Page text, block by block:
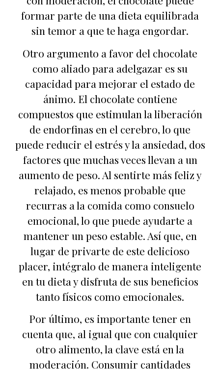
formar parte de una dieta equilibrada
sin temor a que te haga engordar.
Otro argumento a favor del chocolate
como aliado para adelgazar es su
capacidad para mejorar el estado de
ánimo. El chocolate contiene
compuestos que estimulan la liberación
de endorfinas en el cerebro, lo que
puede reducir el estrés y la ansiedad, dos
factores que muchas veces llevan a un
aumento de peso. Al sentirte más feliz y
relajado, es menos probable que
recurras a la comida como consuelo
emocional, lo que puede ayudarte a
mantener un peso estable. Así que, en
lugar de privarte de este delicioso
placer, intégralo de manera inteligente
en tu dieta y disfruta de sus beneficios
tanto físicos como emocionales.
Por último, es importante tener en
cuenta que, al igual que con cualquier
otro alimento, la clave está en la
moderación. Consumir cantidades